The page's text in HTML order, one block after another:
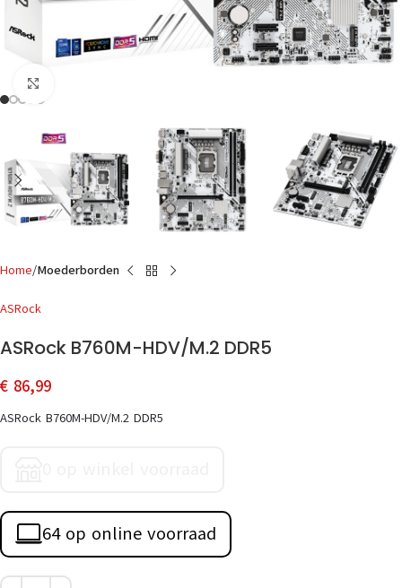
Home Moederborden
ASRock
ASRock B760M-HDV/M.2 DDR5
€ 86,99
ASRock B760M-HDV/M.2 DDR5
64 op online voorraad